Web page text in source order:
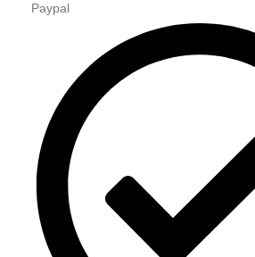
Paypal